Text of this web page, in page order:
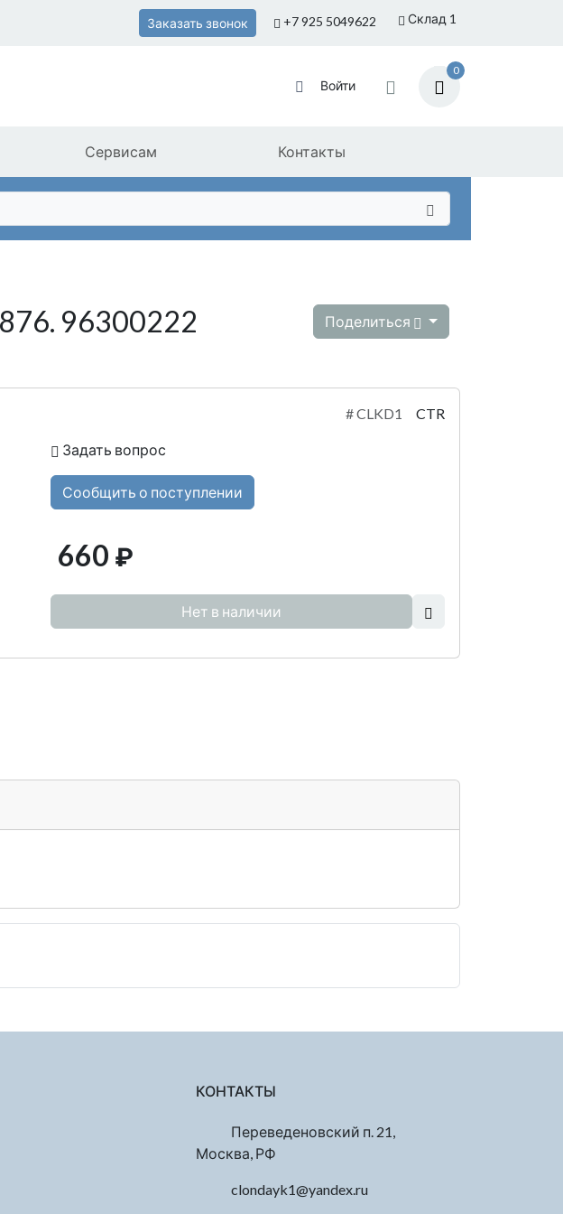
Склад 1
Заказать звонок +7 925 5049622
Войти
0
Сервисам Контакты
96300222
Поделиться
#CLKD1 CTR
Задать вопрос
Сообщить о поступлении
660 ₽
Нет в наличии
КОНТАКТЫ
Переведеновский п. 21,
Москва, РФ
clondayk1@yandex.ru